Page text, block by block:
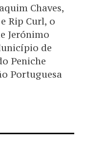
Chaves,
Rip Curl, o
Jerónimo
de
Peniche
Portuguesa